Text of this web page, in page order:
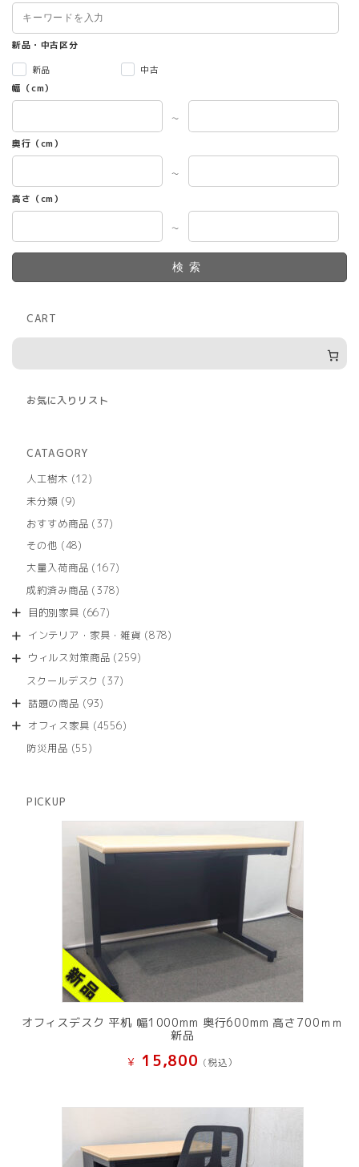
新品・中古区分
新品
中古
幅（cm）
～
奥行（cm）
～
高さ（cm）
～
検索
CART
お気に入りリスト
CATAGORY
人工樹木
1212
商
未分類 99
の
商
おすすめ商品 3737
商
その他 4848
の
商
大量入荷商品 167167
の
成約済み商品 378378
商
目的別家具 667667
の
商
インテリア・家具・雑貨 878878
ウィルス対策商品 259259
スクールデスク 3737
商
話題の商品 9393
の
オフィス家具 45564556
防災用品 5555
PICKUP
オフィスデスク 平机 幅1000mm 奥行600mm 高さ700ｍｍ
新品
¥ 15,800 (税込）